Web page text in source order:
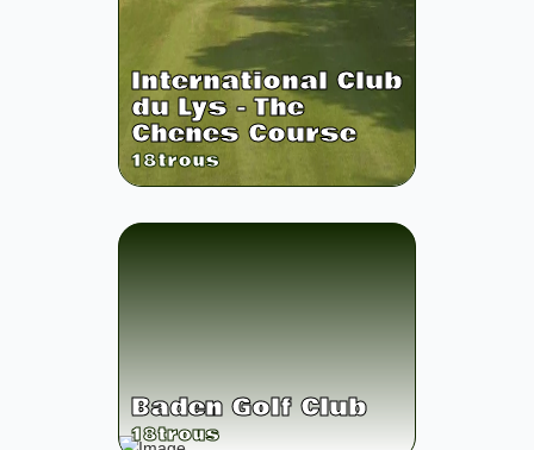
International Club
du Lys - The
Chenes Course
18trous
Baden Golf Club
18trous